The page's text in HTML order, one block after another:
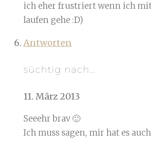
ich eher frustriert wenn ich
laufen gehe :D)
Antworten
süchtig nach...
11. März 2013
Seeehr brav 🙂
Ich muss sagen, mir hat es